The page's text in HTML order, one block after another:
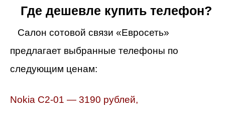
Где дешевле купить телефон?
Салон сотовой связи «Евросеть»
предлагает выбранные телефоны по
следующим ценам:
Nokia C2-01 — 3190 рублей,